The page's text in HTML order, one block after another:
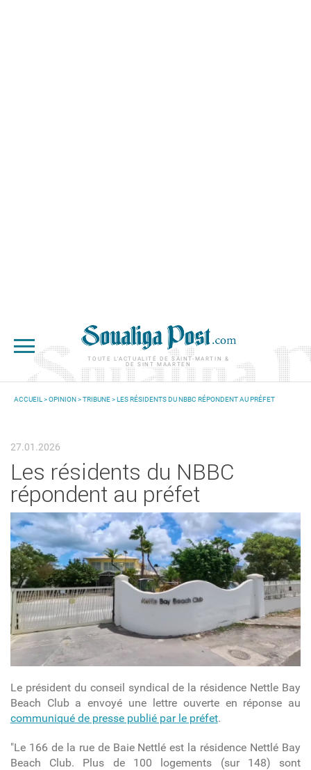
TOUTE L'ACTUALITÉ DE SAINT-MARTIN &
DE SINT MAARTEN
ACCUEIL >OPINION>TRIBUNE> LES RÉSIDENTS DU NBBC RÉPONDENT AU PRÉFET
27.01.2026
Les résidents du NBBC
répondent au préfet
Le président du conseil syndical de la résidence Nettle Bay
Beach Club a envoyé une lettre ouverte en réponse au
communiqué de presse publié par le préfet.
"Le 166 de la rue de Baie Nettlé est la résidence Nettlé Bay
Beach Club. Plus de 100 logements (sur 148) sont